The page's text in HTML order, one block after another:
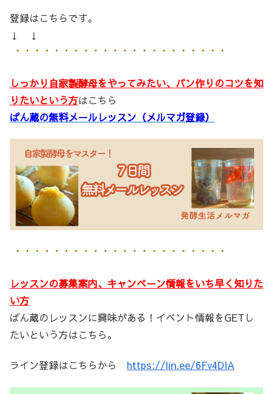
登録はこちらです。
↓ ↓
しっかり自家製酵母をやってみたい、パン作りのコツを知
りたいという方はこちら
ぱん蔵の無料メールレッスン（メルマガ登録）
レッスンの募集案内、キャンペーン情報をいち早く知りた
い方
ぱん蔵のレッスンに興味がある！イベント情報をGETし
たいという方はこちら。
ライン登録はこちらから https://lin.ee/6Fv4DIA